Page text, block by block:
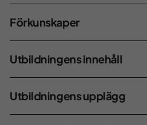
Förkunskaper
Utbildningens innehåll
Utbildningens upplägg